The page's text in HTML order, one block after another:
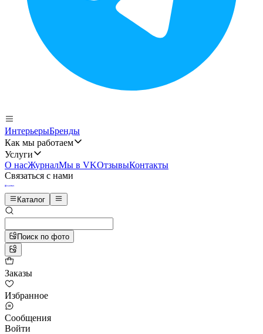
ИнтерьерыБренды
Как мы работаем
Услуги
О насЖурналМы в VKОтзывыКонтакты
Связаться с нами
Каталог
Поиск по фото
Заказы
Избранное
Сообщения
Войти